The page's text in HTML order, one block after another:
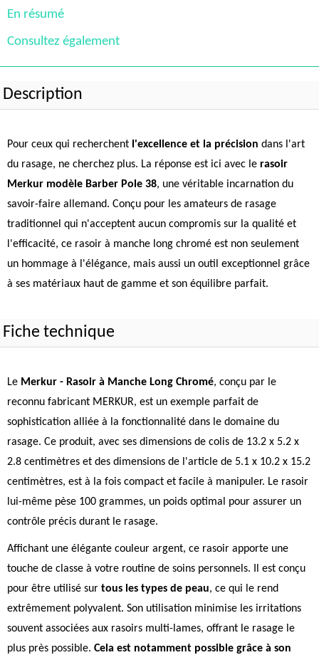
En résumé
Consultez également
Description
Pour ceux qui recherchent l'excellence et la précision dans l'art
du rasage, ne cherchez plus. La réponse est ici avec le rasoir
Merkur modèle Barber Pole 38, une véritable incarnation du
savoir-faire allemand. Conçu pour les amateurs de rasage
traditionnel qui n'acceptent aucun compromis sur la qualité et
l'efficacité, ce rasoir à manche long chromé est non seulement
un hommage à l'élégance, mais aussi un outil exceptionnel grâce
à ses matériaux haut de gamme et son équilibre parfait.
Fiche technique
Le Merkur - Rasoir à Manche Long Chromé, conçu par le
reconnu fabricant MERKUR, est un exemple parfait de
sophistication alliée à la fonctionnalité dans le domaine du
rasage. Ce produit, avec ses dimensions de colis de 13.2 x 5.2 x
2.8 centimètres et des dimensions de l'article de 5.1 x 10.2 x 15.2
centimètres, est à la fois compact et facile à manipuler. Le rasoir
lui-même pèse 100 grammes, un poids optimal pour assurer un
contrôle précis durant le rasage.
Affichant une élégante couleur argent, ce rasoir apporte une
touche de classe à votre routine de soins personnels. Il est conçu
pour être utilisé sur tous les types de peau, ce qui le rend
extrêmement polyvalent. Son utilisation minimise les irritations
souvent associées aux rasoirs multi-lames, offrant le rasage le
plus près possible. Cela est notamment possible grâce à son